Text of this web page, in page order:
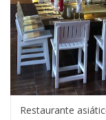
Restaurante